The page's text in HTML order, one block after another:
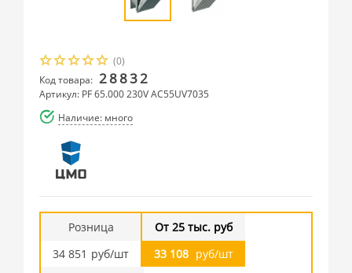
(0)
Код товара: 28832
Артикул: PF 65.000 230V AC55UV7035
Наличие: много
Розница
34 851 руб/шт
От 25 тыс. руб
33 108 руб/шт